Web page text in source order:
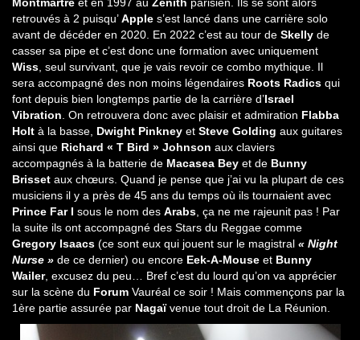
retrouvés à 2 puisqu’Apple s’est lancé dans une carrière solo
avant de décéder en 2020. En 2022 c’est au tour de Skelly de
casser sa pipe et c’est donc une formation avec uniquement
Wiss , seul survivant, que je vais revoir ce combo mythique. Il
sera accompagné des non moins légendaires Roots Radics qui
font depuis bien longtemps partie de la carrière d’Israel
Vibration . On retrouvera donc avec plaisir et admiration Flabba
Holt à la basse, Dwight Pinkney et Steve Golding aux guitares
ainsi que Richard « T Bird » Johnson aux claviers
accompagnés à la batterie de Macasea Bey et de Bunny
Brisset aux chœurs. Quand je pense que j’ai vu la plupart de ces
musiciens il y a près de 45 ans du temps où ils tournaient avec
Prince Far I sous le nom des Arabs , ça ne me rajeunit pas ! Par
la suite ils ont accompagné des Stars du Reggae comme
Gregory Isaacs (ce sont eux qui jouent sur le magistral « Night
Nurse » de ce dernier) ou encore Eek-A-Mouse et Bunny
Wailer, excusez du peu… Bref c’est du lourd qu’on va apprécier
sur la scène du Forum Vauréal ce soir ! Mais commençons par la
1ère partie assurée par Nagaïvenue tout droit de La Réunion.